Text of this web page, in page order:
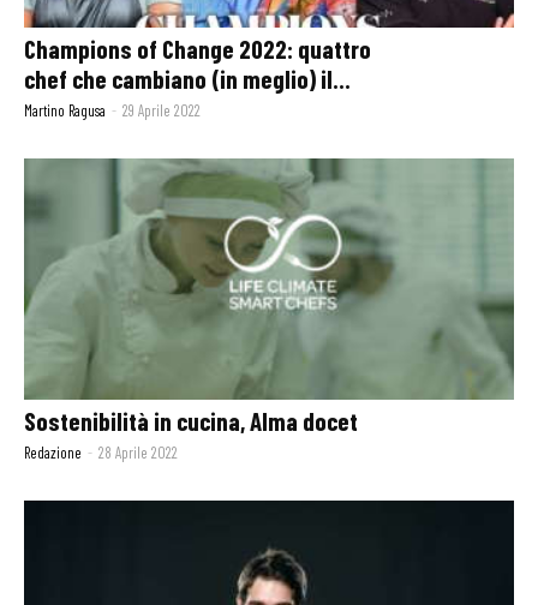
Champions of Change 2022: quattro
chef che cambiano (in meglio) il...
Martino Ragusa - 29 Aprile 2022
Sostenibilità in cucina, Alma docet
Redazione - 28 Aprile 2022